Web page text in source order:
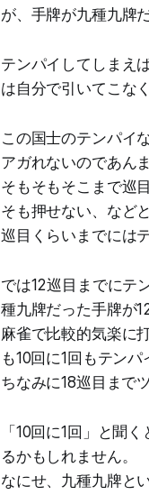
が、手牌が九種九牌
テンパイしてしまえ
は自分で引いてこな
この国士のテンパイ
アガれないのであん
そもそもそこまで巡
そも押せない、など
巡目くらいまでには
では12巡目までにテ
種九牌だった手牌が
麻雀で比較的気楽に
も10回に1回もテンパ
ちなみに18巡目まで
「10回に1回」と聞
るかもしれません。
なにせ、九種九牌と